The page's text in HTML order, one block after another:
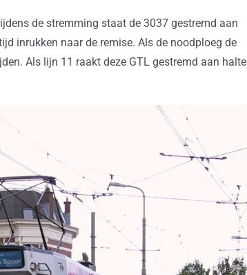
de stremming staat de 3037 gestremd aan
inrukken naar de remise. Als de noodploeg de
Als lijn 11 raakt deze GTL gestremd aan halte